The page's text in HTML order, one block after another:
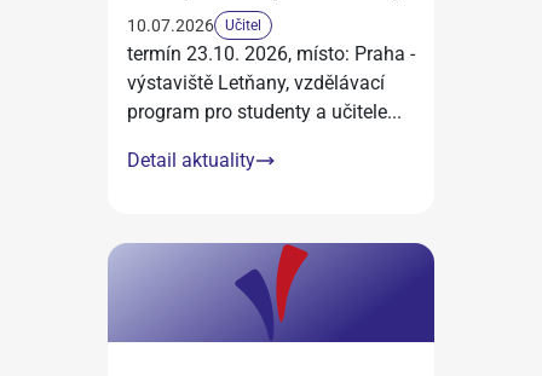
10.07.2026 Učitel
termín 23.10. 2026, místo: Praha -
výstaviště Letňany, vzdělávací
program pro studenty a učitele...
Detail aktuality